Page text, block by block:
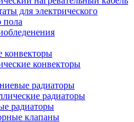
для электрического
пола
конвекторы
конвекторы
радиаторы
радиаторы
радиаторы
клапаны